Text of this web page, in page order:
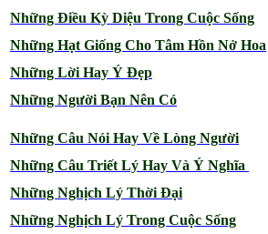
Những Điều Kỳ Diệu Trong Cuộc Sống
Những Hạt Giống Cho Tâm Hồn Nở Hoa
Những Lời Hay Ý Đẹp
Những Người Bạn Nên Có
Những Câu Nói Hay Về Lòng Người
Những Câu Triết Lý Hay Và Ý Nghĩa
Những Nghịch Lý Thời Đại
Những Nghịch Lý Trong Cuộc Sống